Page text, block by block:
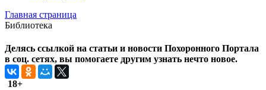
Главная страница
Библиотека
Делясь ссылкой на статьи и новости Похоронного Портала
в соц. сетях, вы помогаете другим узнать нечто новое.
18+